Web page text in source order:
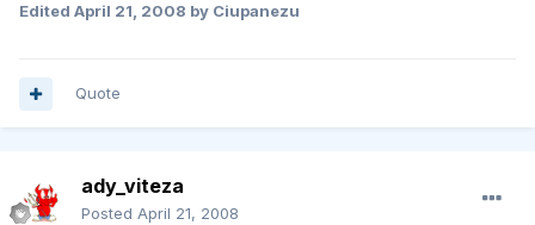
Edited April 21, 2008 by Ciupanezu
Quote
ady_viteza
Posted April 21, 2008